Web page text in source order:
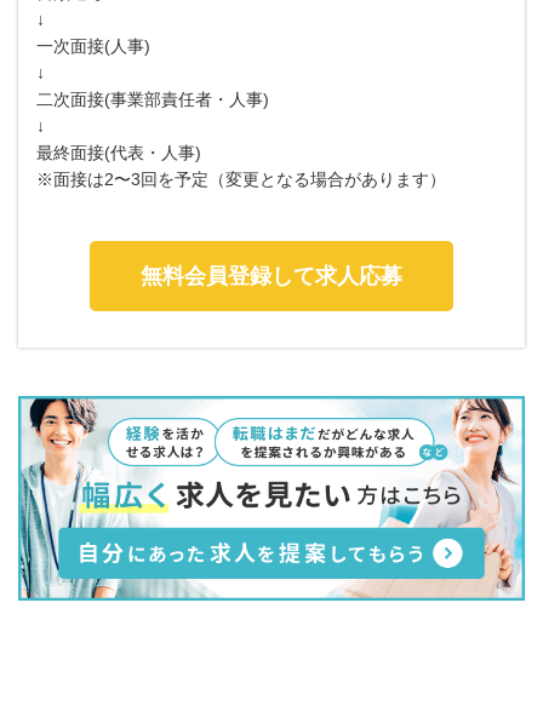
↓
一次面接(人事)
↓
二次面接(事業部責任者・人事)
↓
最終面接(代表・人事)
※面接は2〜3回を予定（変更となる場合があります）
無料会員登録して求人応募